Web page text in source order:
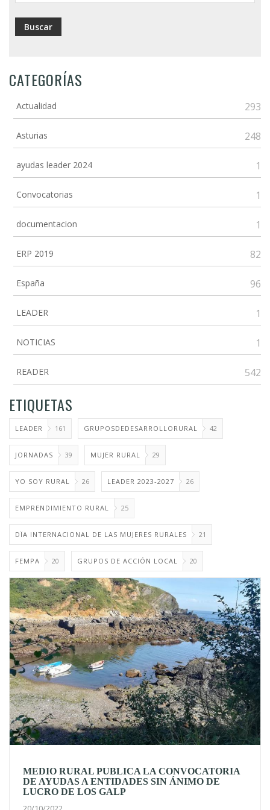
CATEGORÍAS
Actualidad 293
Asturias 248
ayudas leader 2024 1
Convocatorias 1
documentacion 1
ERP 2019 82
España 96
LEADER 1
NOTICIAS 1
READER 542
ETIQUETAS
LEADER 161 GRUPOSDEDESARROLLORURAL 42
JORNADAS 39 MUJER RURAL 29
YO SOY RURAL 26 LEADER 2023-2027 26
EMPRENDIMIENTO RURAL 25
DÏA INTERNACIONAL DE LAS MUJERES RURALES 21
FEMPA 20 GRUPOS DE ACCIÓN LOCAL 20
MEDIO RURAL PUBLICA LA CONVOCATORIA
DE AYUDAS A ENTIDADES SIN ÁNIMO DE
LUCRO DE LOS GALP